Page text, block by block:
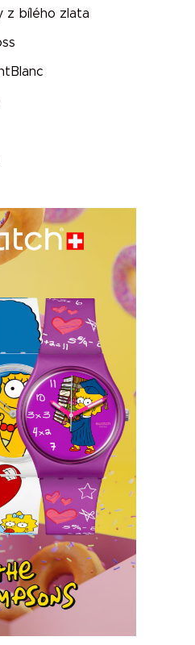
z bílého zlata